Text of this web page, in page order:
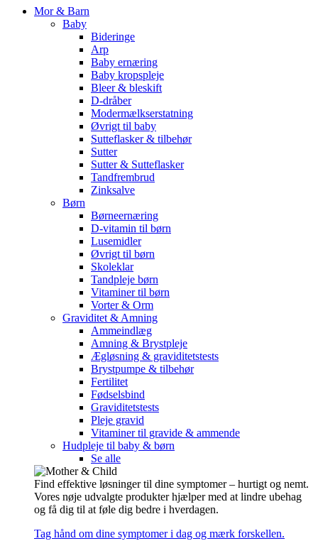
Mor & Barn
Baby
Bideringe
Arp
Baby ernæring
Baby kropspleje
Bleer & bleskift
D-dråber
Modermælkserstatning
Øvrigt til baby
Sutteflasker & tilbehør
Sutter
Sutter & Sutteflasker
Tandfrembrud
Zinksalve
Børn
Børneernæring
D-vitamin til børn
Lusemidler
Øvrigt til børn
Skoleklar
Tandpleje børn
Vitaminer til børn
Vorter & Orm
Graviditet & Amning
Ammeindlæg
Amning & Brystpleje
Ægløsning & graviditetstests
Brystpumpe & tilbehør
Fertilitet
Fødselsbind
Graviditetstests
Pleje gravid
Vitaminer til gravide & ammende
Hudpleje til baby & børn
Se alle
Find effektive løsninger til dine symptomer – hurtigt og nemt.
Vores nøje udvalgte produkter hjælper med at lindre ubehag
og få dig til at føle dig bedre i hverdagen.
Tag hånd om dine symptomer i dag og mærk forskellen.